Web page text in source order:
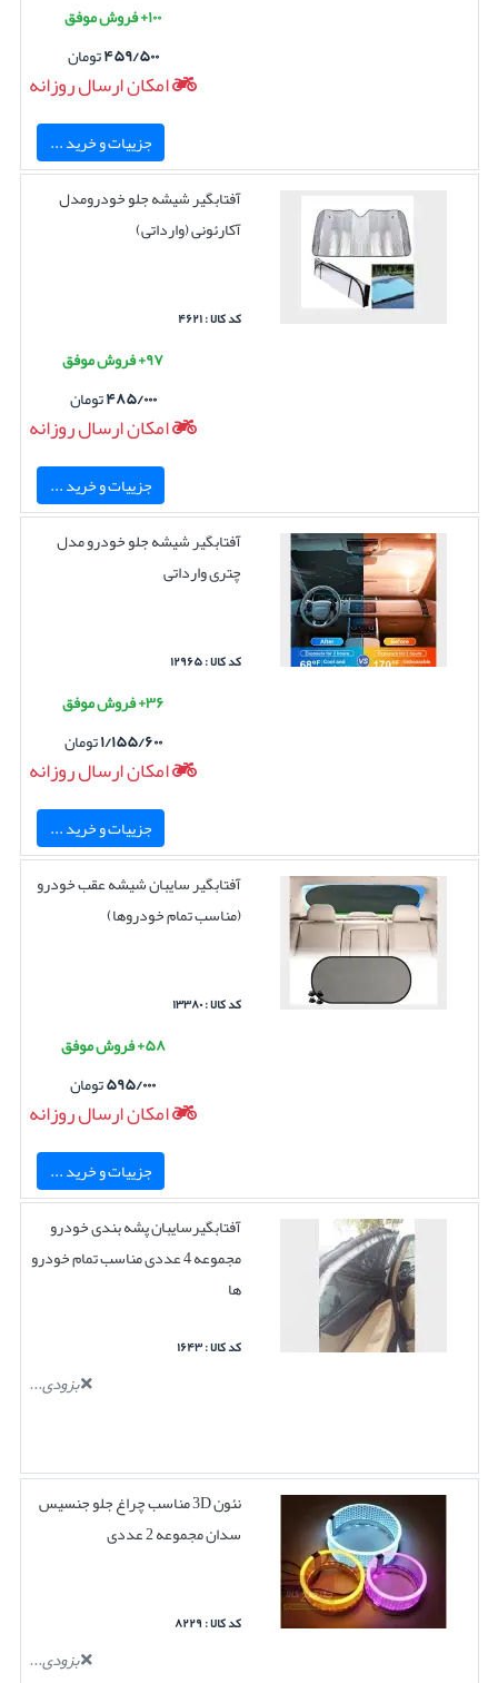
۱۰۰+ فروش موفق
۴۵۹/۵۰۰تومان
امکان ارسال روزانه
جزییات و خرید ...
آفتابگیر شیشه جلو خودرومدل
آکارئونی (وارداتی)
کد کالا : ۴۶۲۱
۹۷+ فروش موفق
۴۸۵/۰۰۰تومان
امکان ارسال روزانه
جزییات و خرید ...
آفتابگیر شیشه جلو خودرو مدل
چتری وارداتی
کد کالا : ۱۲۹۶۵
۳۶+ فروش موفق
۱/۱۵۵/۶۰۰تومان
امکان ارسال روزانه
جزییات و خرید ...
آفتابگیر سایبان شیشه عقب خودرو
(مناسب تمام خودروها)
کد کالا : ۱۳۳۸۰
۵۸+ فروش موفق
۵۹۵/۰۰۰تومان
امکان ارسال روزانه
جزییات و خرید ...
آفتابگیرسایبان پشه بندی خودرو
مجموعه 4 عددی مناسب تمام خودرو
ها
کد کالا : ۱۶۴۳
بزودی...
نئون 3D مناسب چراغ جلو جنسیس
سدان مجموعه 2 عددی
کد کالا : ۸۲۲۹
بزودی...